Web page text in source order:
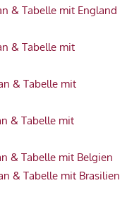
& Tabelle mit England
& Tabelle mit
& Tabelle mit
& Tabelle mit
& Tabelle mit Belgien
& Tabelle mit Brasilien